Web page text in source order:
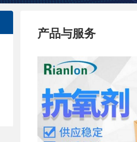
产品与服务